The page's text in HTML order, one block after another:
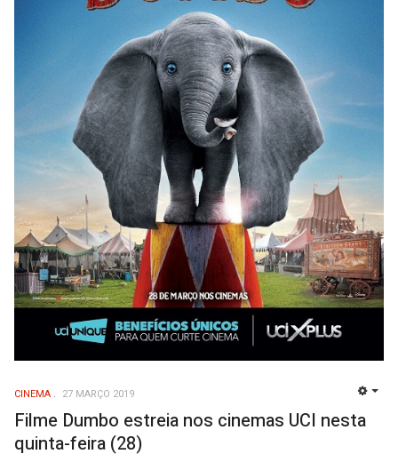
CINEMA 27 MARÇO 2019
Filme Dumbo estreia nos cinemas UCI nesta
quinta-feira (28)